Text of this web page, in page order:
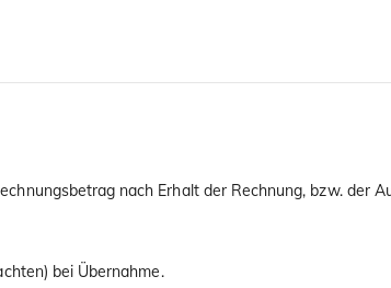
nach Erhalt der Rechnung, bzw. der
bei Übernahme.